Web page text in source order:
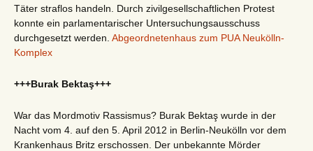
Täter straflos handeln. Durch zivilgesellschaftlichen Protest
konnte ein parlamentarischer Untersuchungsausschuss
durchgesetzt werden. Abgeordnetenhaus zum PUA Neukölln-
Komplex
+++Burak Bektaş+++
War das Mordmotiv Rassismus? Burak Bektaş wurde in der
Nacht vom 4. auf den 5. April 2012 in Berlin-Neukölln vor dem
Krankenhaus Britz erschossen. Der unbekannte Mörder